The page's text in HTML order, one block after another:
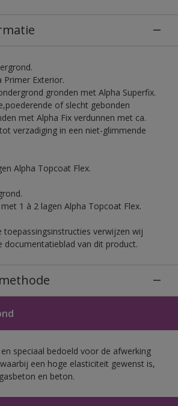
Primer Exterior.
gronden met Alpha Superfix.
of slecht gebonden
met Alpha Fix verdunnen met ca.
verzadiging in een niet-glimmende
Alpha Topcoat Flex.
1 à 2 lagen Alpha Topcoat Flex.
toepassingsinstructies verwijzen wij
documentatieblad van dit product.
speciaal bedoeld voor de afwerking
een hoge elasticiteit gewenst is,
en beton.